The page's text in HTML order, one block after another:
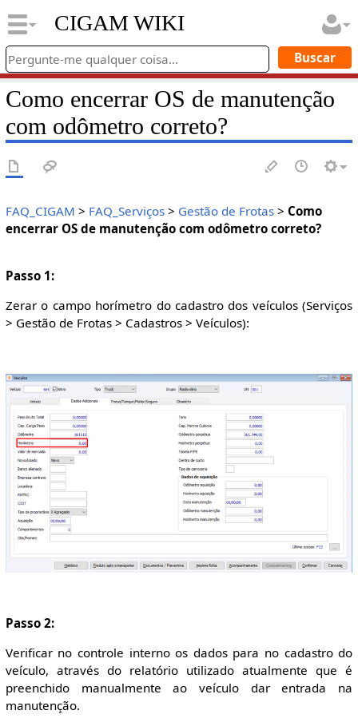
CIGAM WIKI
Como encerrar OS de manutenção
com odômetro correto?
FAQ_CIGAM > FAQ_Serviços> Gestão de Frotas> Como
encerrar OS de manutenção com odômetro correto?
Passo 1:
Zerar o campo horímetro do cadastro dos veículos (Serviços
> Gestão de Frotas > Cadastros > Veículos):
Passo 2:
Verificar no controle interno os dados para no cadastro do
veículo, através do relatório utilizado atualmente que é
preenchido manualmente ao veículo dar entrada na
manutenção.